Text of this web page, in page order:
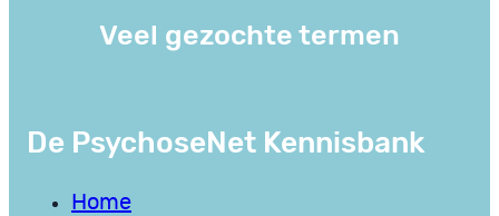
Veel gezochte termen
De PsychoseNet Kennisbank
Home